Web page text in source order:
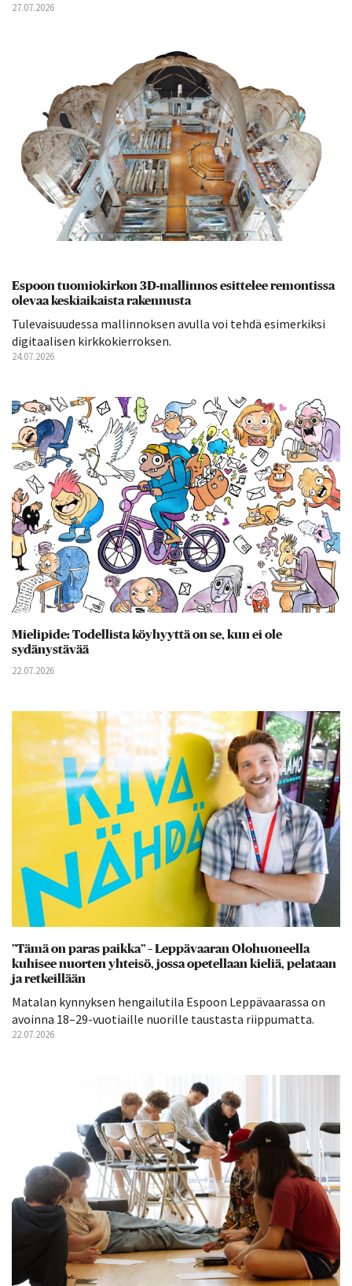
27.07.2026
Espoon tuomiokirkon 3D-mallinnos esittelee remontissa
olevaa keskiaikaista rakennusta
Tulevaisuudessa mallinnoksen avulla voi tehdä esimerkiksi
digitaalisen kirkkokierroksen.
24.07.2026
Mielipide: Todellista köyhyyttä on se, kun ei ole
sydänystävää
22.07.2026
”Tämä on paras paikka” – Leppävaaran Olohuoneella
kuhisee nuorten yhteisö, jossa opetellaan kieliä, pelataan
ja retkeillään
Matalan kynnyksen hengailutila Espoon Leppävaarassa on
avoinna 18–29-vuotiaille nuorille taustasta riippumatta.
22.07.2026